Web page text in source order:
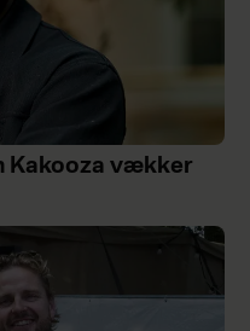
Kakooza vækker